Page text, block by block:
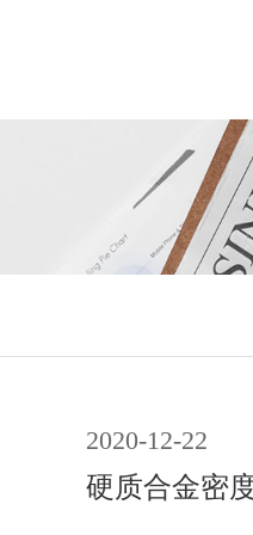
2020-12-22
硬质合金密